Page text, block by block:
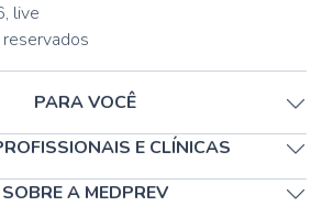
, live
PARA VOCÊ
E CLÍNICAS
SOBRE A MEDPREV